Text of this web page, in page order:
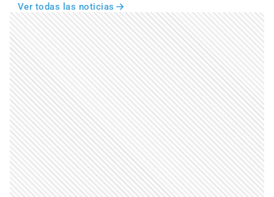
Ver todas las noticias